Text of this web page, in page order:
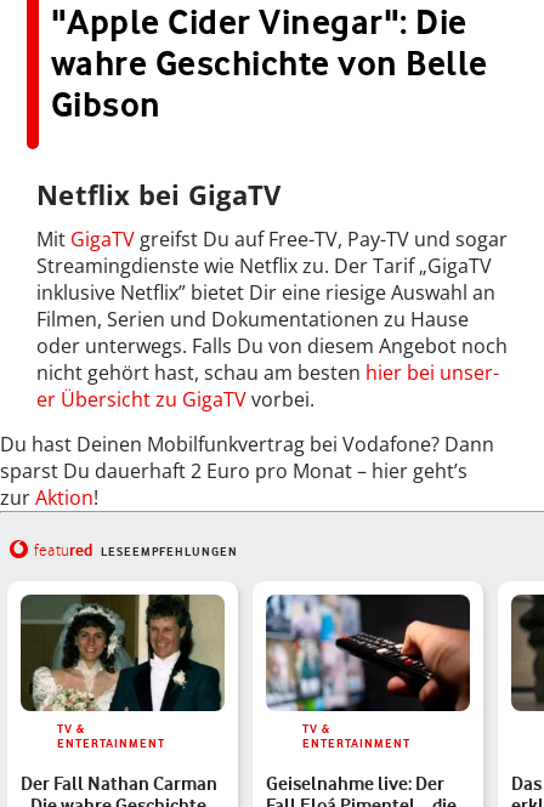
"Apple Cider Vinegar": Die
wahre Geschichte von Belle
Gibson
Netflix bei GigaTV
Mit GigaTV greif­st Du auf Free-TV, Pay-TV und sog­ar
Stream­ing­di­en­ste wie Net­flix zu. Der Tarif „GigaTV
inklu­sive Net­flix” bietet Dir eine riesige Auswahl an
Fil­men, Serien und Doku­men­ta­tio­nen zu Hause
oder unter­wegs. Falls Du von diesem Ange­bot noch
nicht gehört hast, schau am besten hier bei unser­
er Über­sicht zu GigaTVvor­bei.
Du hast Deinen Mobil­funkver­trag bei Voda­fone? Dann
sparst Du dauer­haft 2 Euro pro Monat – hier geht’s
zurAktion!
featured LESEEMPFEHLUNGEN
TV &
ENTERTAINMENT
Der Fall Nathan Carman
TV &
ENTERTAINMENT
Geiselnahme live: Der